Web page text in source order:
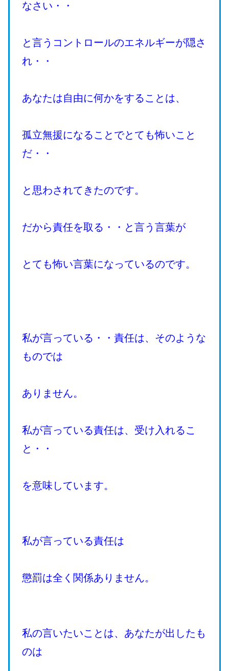
なさい・・
と言うコントロールのエネルギーが隠さ
れ・・
あなたは自由に何かをすることは、
孤立無援になることでとても怖いこと
だ・・
と思わされてきたのです。
だから責任を取る・・と言う言葉が
とても怖い言葉になっているのです。
私が言っている・・責任は、そのような
ものでは
ありません。
私が言っている責任は、受け入れるこ
と・・
を意味しています。
私が言っている責任は
懲罰は全く関係ありません。
私の言いたいことは、あなたが出したも
のは